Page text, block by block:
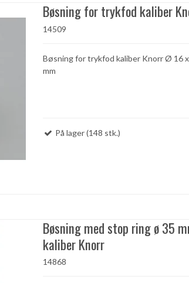
Bøsning for trykfod kaliber
14509
Bøsning for trykfod kaliber Knorr Ø 16
mm
På lager (148 stk.)
Bøsning med stop ring ø 35
kaliber Knorr
14868